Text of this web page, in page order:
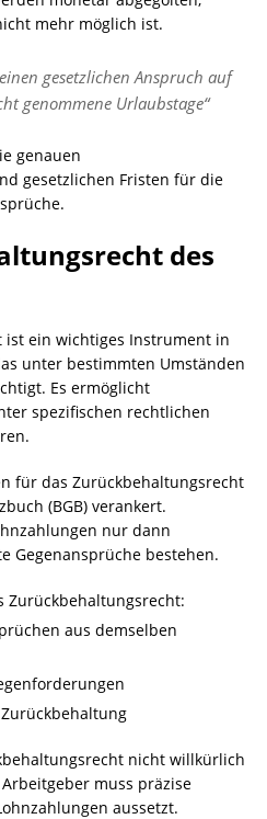
mehr möglich ist.
gesetzlichen Anspruch auf
genommene Urlaubstage“
genauen
gesetzlichen Fristen für die
des
ist ein wichtiges Instrument in
unter bestimmten Umständen
Es ermöglicht
spezifischen rechtlichen
für das Zurückbehaltungsrecht
(BGB) verankert.
nur dann
Gegenansprüche bestehen.
Zurückbehaltungsrecht:
aus demselben
nicht willkürlich
muss präzise
aussetzt.